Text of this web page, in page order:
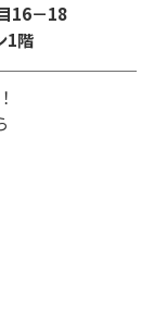
16－18
1階